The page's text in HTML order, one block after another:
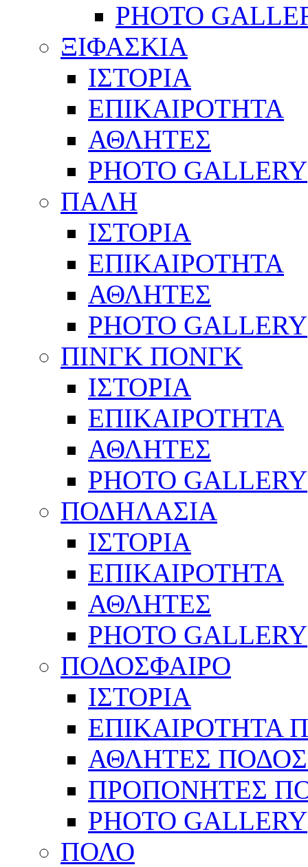
PHOTO
ΞΙΦΑΣΚΙΑ
ΙΣΤΟΡΙΑ
ΕΠΙΚΑΙΡΟΤΗΤΑ
ΑΘΛΗΤΕΣ
PHOTO GALLERY
ΠΑΛΗ
ΙΣΤΟΡΙΑ
ΕΠΙΚΑΙΡΟΤΗΤΑ
ΑΘΛΗΤΕΣ
PHOTO GALLERY
ΠΙΝΓΚ ΠΟΝΓΚ
ΙΣΤΟΡΙΑ
ΕΠΙΚΑΙΡΟΤΗΤΑ
ΑΘΛΗΤΕΣ
PHOTO GALLERY
ΠΟΔΗΛΑΣΙΑ
ΙΣΤΟΡΙΑ
ΕΠΙΚΑΙΡΟΤΗΤΑ
ΑΘΛΗΤΕΣ
PHOTO GALLERY
ΠΟΔΟΣΦΑΙΡΟ
ΙΣΤΟΡΙΑ
ΕΠΙΚΑΙΡΟΤΗΤΑ
ΑΘΛΗΤΕΣ
ΠΡΟΠΟΝΗΤΕΣ
PHOTO GALLERY
ΠΟΛΟ